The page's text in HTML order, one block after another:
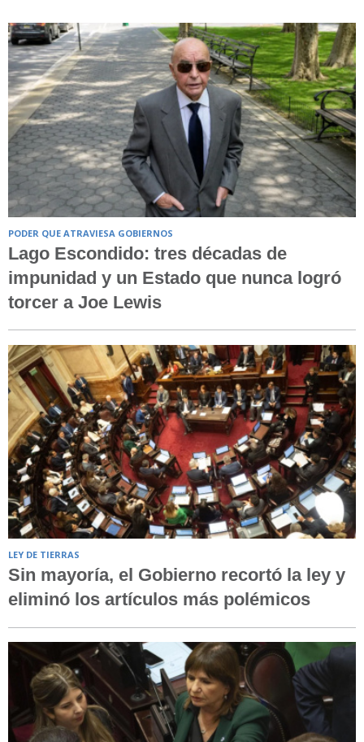
PODER QUE ATRAVIESA GOBIERNOS
Lago Escondido: tres décadas de
impunidad y un Estado que nunca logró
torcer a Joe Lewis
LEY DE TIERRAS
Sin mayoría, el Gobierno recortó la ley y
eliminó los artículos más polémicos